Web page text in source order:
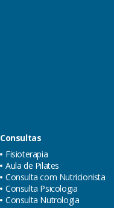
Consultas
Fisioterapia
Aula de Pilates
Consulta com Nutricionista
Consulta Psicologia
Consulta Nutrologia